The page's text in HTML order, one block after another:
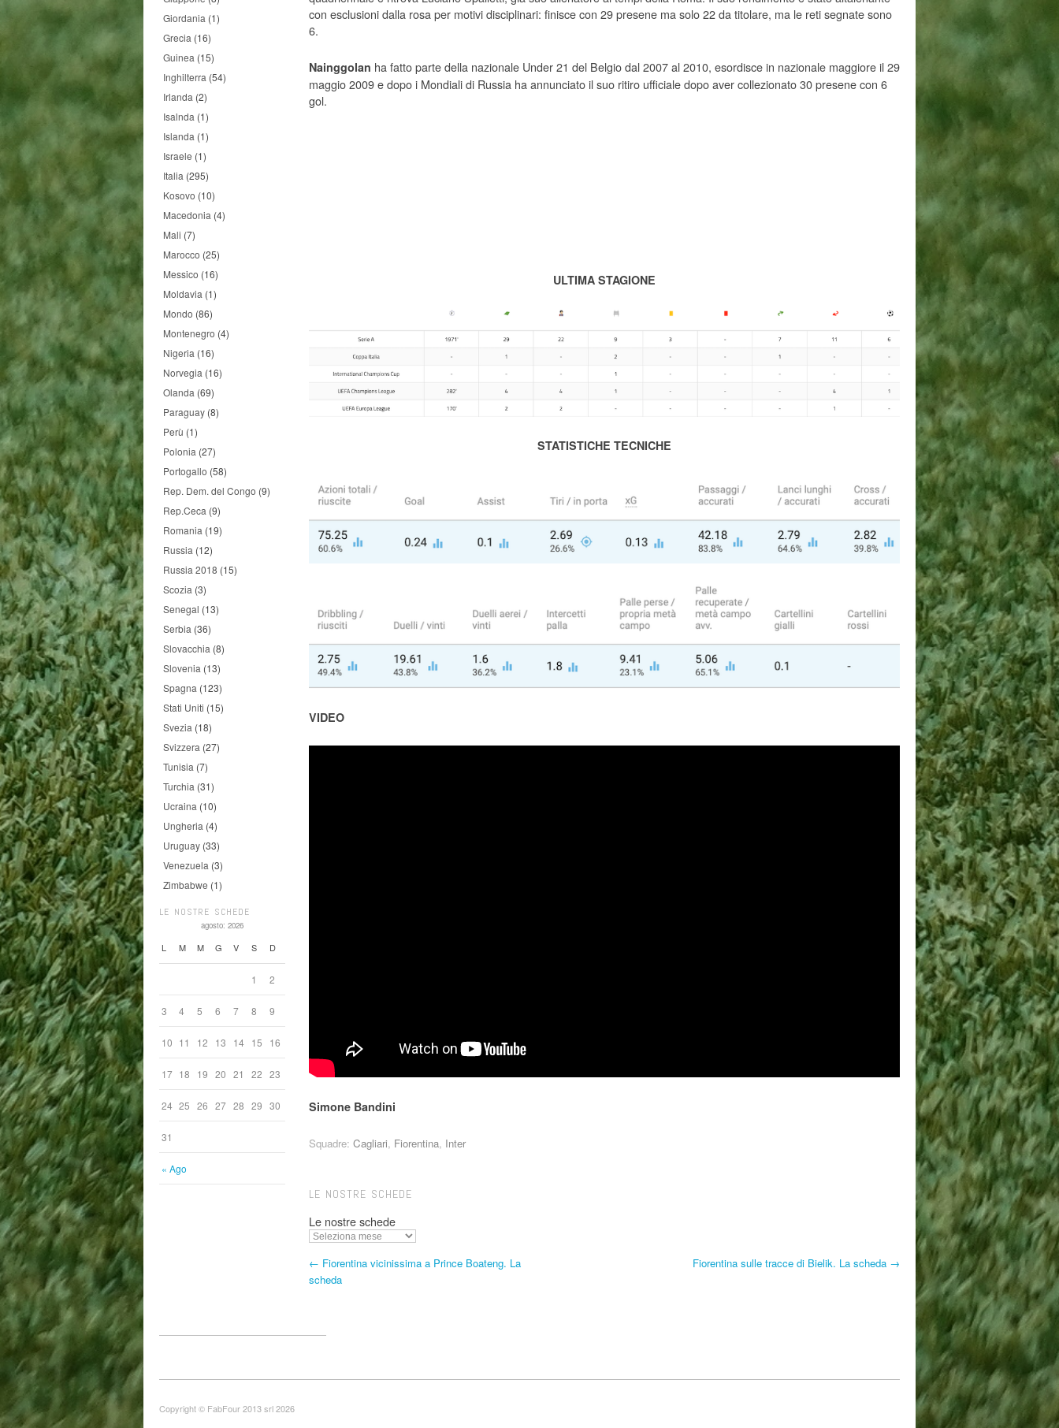
Giordania (1)
Grecia (16)
Guinea (15)
Inghilterra (54)
Irlanda (2)
Isalnda (1)
Islanda (1)
Israele (1)
Italia (295)
Kosovo (10)
Macedonia (4)
Mali (7)
Marocco (25)
Messico (16)
Moldavia (1)
Mondo (86)
Montenegro (4)
Nigeria (16)
Norvegia (16)
Olanda (69)
Paraguay (8)
Perù (1)
Polonia (27)
Portogallo (58)
Rep. Dem. del Congo (9)
Rep.Ceca (9)
Romania (19)
Russia (12)
Russia 2018 (15)
Scozia (3)
Senegal (13)
Serbia (36)
Slovacchia (8)
Slovenia (13)
Spagna (123)
Stati Uniti (15)
Svezia (18)
Svizzera (27)
Tunisia (7)
Turchia (31)
Ucraina (10)
Ungheria (4)
Uruguay (33)
Venezuela (3)
Zimbabwe (1)
LE NOSTRE SCHEDE
agosto: 2026
L M M G V S D
« Ago
1 2
3 4 5 6 7 8 9
10 11 12 13 14 15 16
17 18 19 20 21 22 23
24 25 26 27 28 29 30
31
con esclusioni dalla rosa per motivi disciplinari: finisce con 29 presene ma solo 22 da titolare, ma le reti segnate sono
6.
Nainggolan ha fatto parte della nazionale Under 21 del Belgio dal 2007 al 2010, esordisce in nazionale maggiore il 29
maggio 2009 e dopo i Mondiali di Russia ha annunciato il suo ritiro ufficiale dopo aver collezionato 30 presene con 6
gol.
ULTIMA STAGIONE
STATISTICHE TECNICHE
VIDEO
Simone Bandini
Squadre: Cagliari, Fiorentina, Inter
LE NOSTRE SCHEDE
Le nostre schede
← Fiorentina vicinissima a Prince Boateng. La
scheda
Fiorentina sulle tracce di Bielik. La scheda →
Copyright © FabFour 2013 srl 2026